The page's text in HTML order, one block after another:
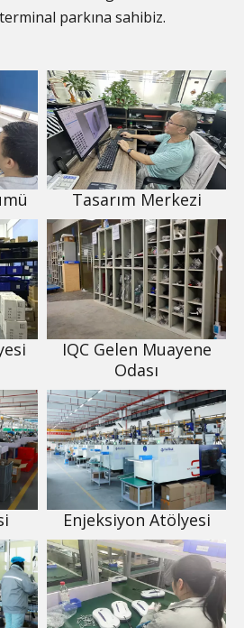
parkına sahibiz.
Tasarım Merkezi
IQC Gelen Muayene
Odası
Enjeksiyon Atölyesi